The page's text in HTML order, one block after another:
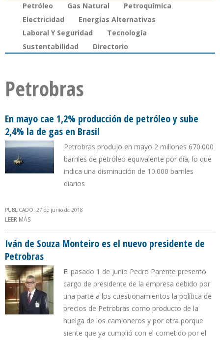
Petróleo Gas Natural
Petroquímica
Electricidad
Energías Alternativas
Laboral Y Seguridad
Tecnología
Sustentabilidad
Directorio
Petrobras
En mayo cae 1,2% producción de petróleo y sube
2,4% la de gas en Brasil
Petrobras produjo en mayo 2 millones 670.000
barriles de petróleo equivalente por día, lo que
indica una disminución de 10.000 barriles
diarios
PUBLICADO: 27 de junio de 2018
LEER MÁS
Iván de Souza Monteiro es el nuevo presidente de
Petrobras
El pasado 1 de junio Pedro Parente presentó
cargo de presidente de la empresa debido por
una parte a los cuestionamientos la política de
precios de Petrobras como producto de la
huelga de los camioneros y por otra porque
siente que ya cumplió con el cometido por el